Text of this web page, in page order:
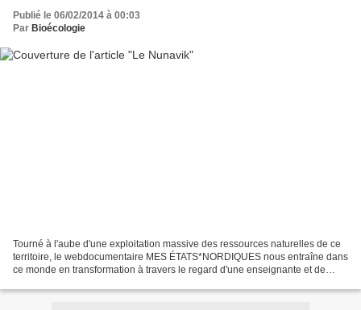
Publié le 06/02/2014 à 00:03
Par Bioécologie
Tourné à l'aube d'une exploitation massive des ressources naturelles de ce
territoire, le webdocumentaire MES ÉTATS*NORDIQUES nous entraîne dans
ce monde en transformation à travers le regard d'une enseignante et de